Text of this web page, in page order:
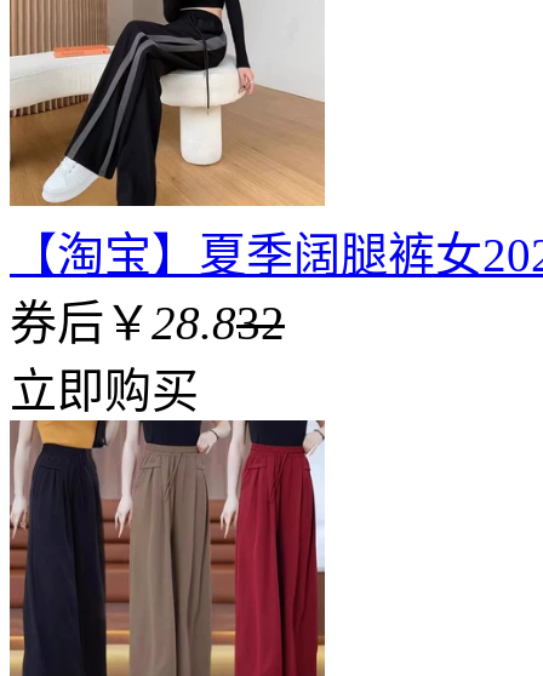
【淘宝】夏季阔腿裤女
券后￥28.832
立即购买